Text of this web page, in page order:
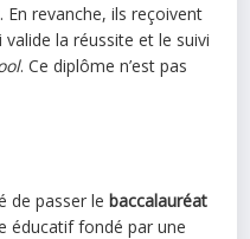
revanche, ils reçoivent
valide la réussite et le suivi
. Ce diplôme n’est pas
de passer lebaccalauréat
éducatif fondé par une